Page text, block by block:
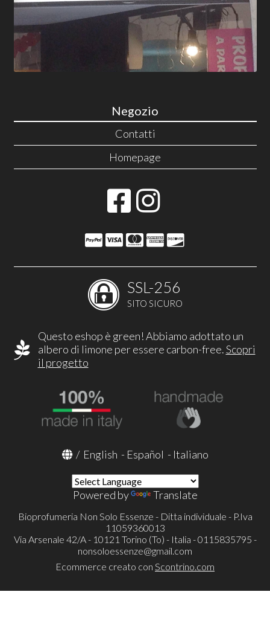
Negozio
Contatti
Homepage
SSL-256
SITO SICURO
Questo eshop è green! Abbiamo adottato un
albero di limone per essere carbon-free.Scopri
il progetto
/ English - Español - Italiano
Powered by Translate
Bioprofumeria Non Solo Essenze - Ditta individuale - P.Iva
11059360013
Via Arsenale 42/A - 10121 Torino (To) - Italia - 0115835795 -
nonsoloessenze@gmail.com
Ecommerce creato con Scontrino.com